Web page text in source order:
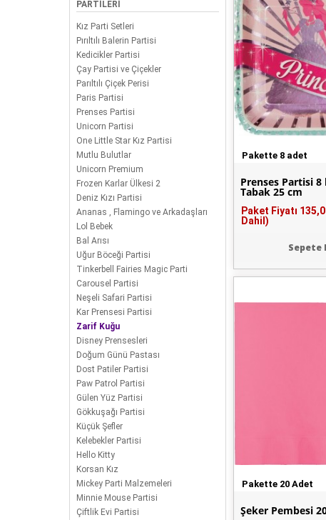
PARTİLERİ
Kız Parti Setleri
Pırıltılı Balerin Partisi
Kedicikler Partisi
Çay Partisi ve Çiçekler
Parıltılı Çiçek Perisi
Paris Partisi
Prenses Partisi
Unicorn Partisi
One Little Star Kız Partisi
Mutlu Bulutlar
Unicorn Premium
Frozen Karlar Ülkesi 2
Deniz Kızı Partisi
Ananas , Flamingo ve Arkadaşları
Lol Bebek
Bal Arısı
Uğur Böceği Partisi
Tinkerbell Fairies Magic Parti
Carousel Partisi
Neşeli Safari Partisi
Kar Prensesi Partisi
Zarif Kuğu
Disney Prensesleri
Doğum Günü Pastası
Dost Patiler Partisi
Paw Patrol Partisi
Gülen Yüz Partisi
Gökkuşağı Partisi
Küçük Şefler
Kelebekler Partisi
Hello Kitty
Korsan Kız
Mickey Parti Malzemeleri
Minnie Mouse Partisi
Çiftlik Evi Partisi
Pakette 8 adet
Prenses Partisi
Tabak 25 cm
Paket Fiyatı
Dahil)
Sepete
Pakette 20 Adet
Şeker Pembesi